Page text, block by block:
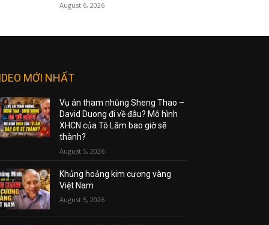
August 6, 2026
MỚI NHẤT
Vụ án tham nhũng Sheng Thao –
David Duong đi về đâu? Mô hình
XHCN của Tô Lâm bao giờ sẽ
thành?
August 5, 2026
Khủng hoảng kim cương vàng
Việt Nam
August 5, 2026